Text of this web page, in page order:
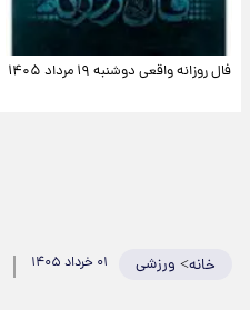
فال روزانه واقعی دوشنبه ۱۹ مرداد ۱۴۰۵
خانه>ورزشی